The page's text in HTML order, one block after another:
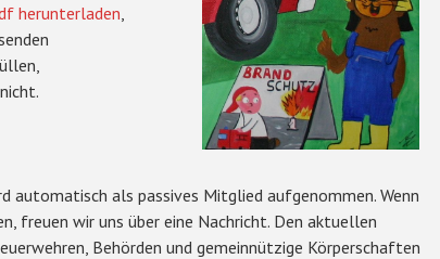
herunterladen
automatisch als passives Mitglied aufgenommen. Wenn
freuen wir uns über eine Nachricht. Den aktuellen
Behörden und gemeinnützige Körperschaften